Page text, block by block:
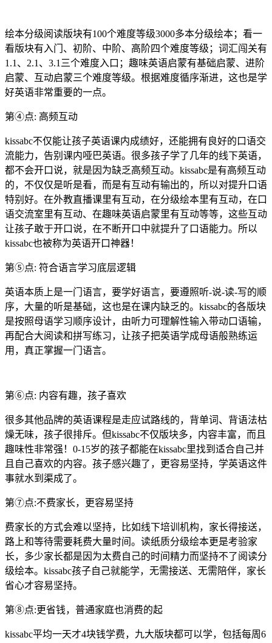
绘本分级阅读版块有100个难度等级3000多本分级绘本；看一
看版块有入门、初阶、中阶、高阶四个难度等级；词汇闯关有
1.1、2.1、3.1三个难度入口；趣味英语启蒙有基础启蒙、进阶
启蒙、互动启蒙三个难度等级。根据难度循序渐进，这也是学
好英语非常重要的一点。
第④点: 高频互动
kissabc不仅能让孩子英语课内成绩好，还能拥有良好的口语交
流能力，告别课内哑巴英语。很多孩子学了几年的线下英语，
都不会开口说，就是因为缺乏高频互动。kissabc是有高频互动
的，不仅仅是听是看，而是有互动有输出的，所以对提升口语
特别好。在外教直播课里有互动，在分级绘本里有互动，在口
语交流室里有互动、在趣味英语启蒙里有互动等等，这些互动
让孩子敢于开口说，在不断开口中就提升了口语能力。所以
kissabc也被称为英语开口神器！
第⑤点: 符合语言学习底层逻辑
英语本质上是一门语言，要学好语言，要遵照听-说-读-写的顺
序，大量的听是基础，这也是在课内缺乏的。kissabc的各版块
是按照母语学习顺序设计，由听力可理解性输入带动口语输，
再配合大阅读和拼写练习，让孩子把英语学成母语般熟练运
用，真正掌握一门语言。
第⑥点: 内容有趣，孩子喜欢
很多其他品牌的英语课程是走应试路线的，背单词、背语法枯
燥无味，孩子很排斥。但kissabc不仅版块多，内容丰富，而且
趣味性非常强！0-15岁的孩子都能在kissabc里找到适合自己并
且自己喜欢的内容。孩子感兴趣了，更容易坚持，学英语这件
事就水到渠成了。
第⑦点:不费家长，更容易坚持
费家长的方式会难以坚持，比如线下培训机构，家长得接送，
路上和等待需要耗费大量时间。读纸质分级绘本更是考验家
长，多少家长都是因为太费自己的时间精力而坚持不了阅读分
级绘本。kissabc孩子自己就能学，无需接送、无需陪伴，家长
省心才容易坚持。
第⑧点:更省钱，普通家庭也消费的起
kissabc平均一天才4块钱学费，九大版块都可以学，包括每周6